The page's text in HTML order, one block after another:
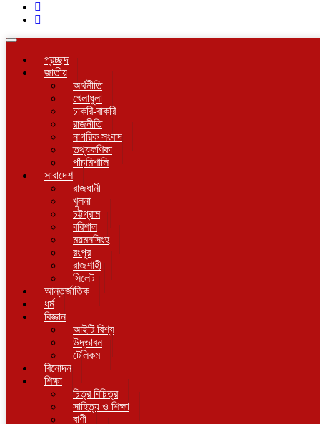
Toggle
navigationপ্রচ্ছদ
জাতীয়
অর্থনীতি
খেলাধুলা
চাকরি-বাকরি
রাজনীতি
নাগরিক সংবাদ
তথ্যকণিকা
পাঁচমিশালি
সারাদেশ
রাজধানী
খুলনা
চট্টগ্রাম
বরিশাল
ময়মনসিংহ
রংপুর
রাজশাহী
সিলেট
আন্তর্জাতিক
ধর্ম
বিজ্ঞান
আইটি বিশ্ব
উদ্ভাবন
টেলিকম
বিনোদন
শিক্ষা
চিত্র বিচিত্র
সাহিত্য ও শিক্ষা
বাণী